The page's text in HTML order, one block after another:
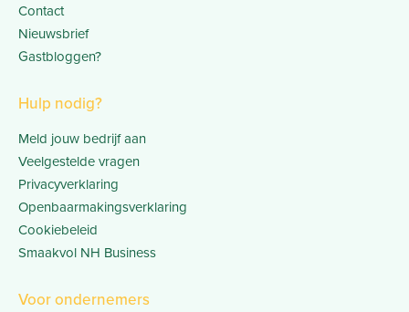
Contact
Nieuwsbrief
Gastbloggen?
Hulp nodig?
Meld jouw bedrijf aan
Veelgestelde vragen
Privacyverklaring
Openbaarmakingsverklaring
Cookiebeleid
Smaakvol NH Business
Voor ondernemers